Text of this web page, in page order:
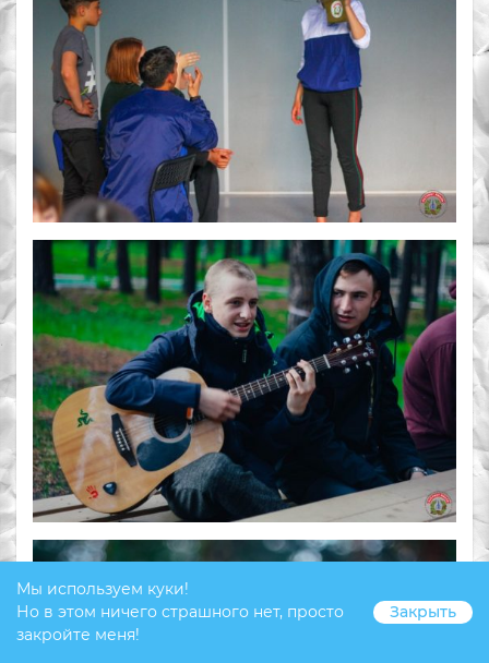
Мы используем куки!
Но в этом ничего страшного нет, просто
закройте меня!
Закрыть